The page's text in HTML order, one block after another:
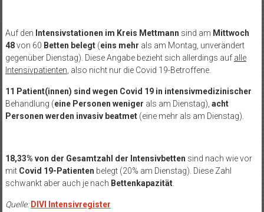
Auf den Intensivstationen im Kreis Mettmann sind am Mittwoch
48von 60 Betten belegt(eins mehr als am Montag, unverändert
gegenüber Dienstag). Diese Angabe bezieht sich allerdings auf alle
Intensivpatienten , also nicht nur die Covid 19-Betroffene.
11 Patient(innen) sind wegen Covid 19 in intensivmedizinischer
Behandlung (eine Personen weniger als am Dienstag), acht
Personen werden invasiv beatmet (eine mehr als am Dienstag).
18,33% von der Gesamtzahl der Intensivbetten sind nach wie vor
mitCovid 19-Patienten belegt (20% am Dienstag). Diese Zahl
schwankt aber auch je nach Bettenkapazität.
Quelle: DIVI Intensivregister